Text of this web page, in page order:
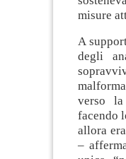
misure
A
degli
verso
facendo
allora
–